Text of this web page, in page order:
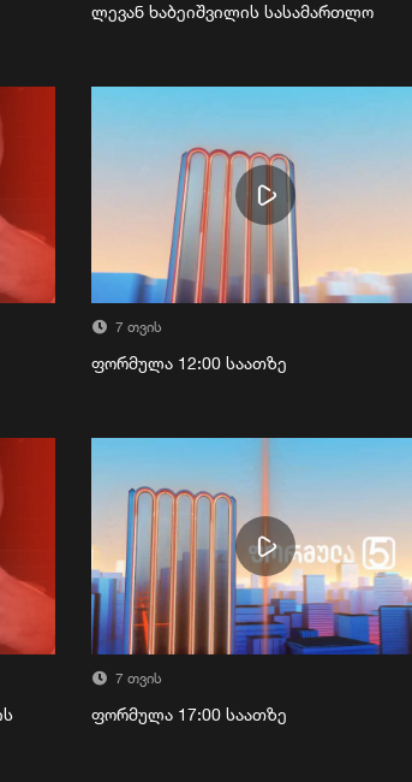
ლევან ხაბეიშვილის სასამართლო
7 თვის
ფორმულა 12:00 საათზე
7 თვის
ფორმულა 17:00 საათზე